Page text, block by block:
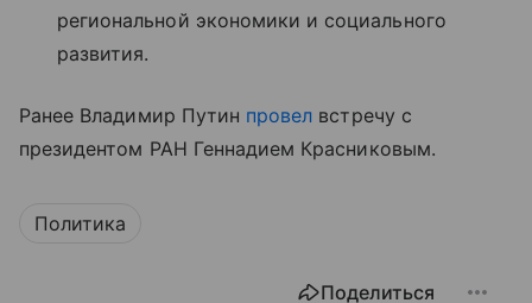
региональной экономики и социального
развития.
Ранее Владимир Путин провел встречу с
президентом РАН Геннадием Красниковым.
Политика
Поделиться